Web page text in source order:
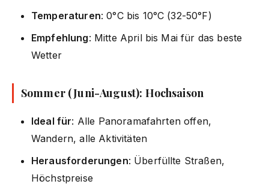
Temperaturen: 0°C bis 10°C (32-50°F)
Empfehlung: Mitte April bis Mai für das beste
Wetter
Sommer (Juni-August): Hochsaison
Ideal für: Alle Panoramafahrten offen,
Wandern, alle Aktivitäten
Herausforderungen: Überfüllte Straßen,
Höchstpreise